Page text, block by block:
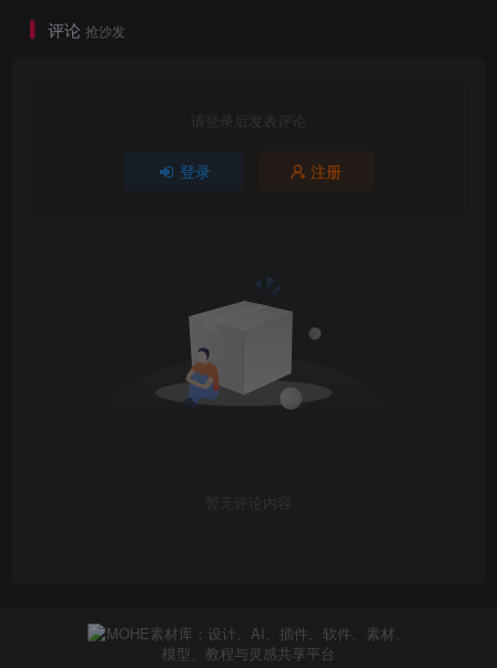
评论 抢沙发
请登录后发表评论
登录 注册
暂无评论内容